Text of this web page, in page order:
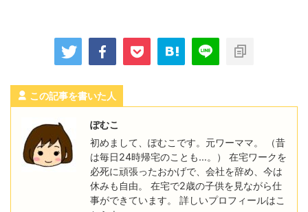
この記事を書いた人
ぽむこ
初めまして、ぽむこです。元ワーママ。 （昔
は毎日24時帰宅のことも…。） 在宅ワークを
必死に頑張ったおかげで、会社を辞め、今は
休みも自由。 在宅で2歳の子供を見ながら仕
事ができています。 詳しいプロフィールはこ